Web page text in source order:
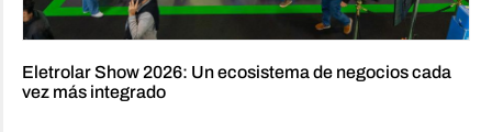
Eletrolar Show 2026: Un ecosistema de negocios cada
vez más integrado